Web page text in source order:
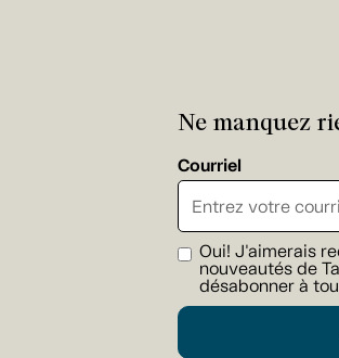
Ne manquez
Courriel
Oui! J'aimerais
nouveautés de
désabonner à